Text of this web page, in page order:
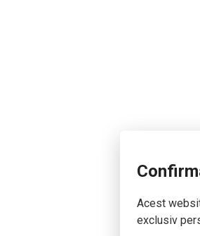
Acest
exclusiv